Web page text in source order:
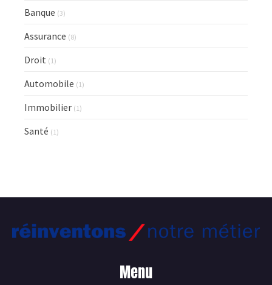
Banque (3)
Assurance (8)
Droit (1)
Automobile (1)
Immobilier (1)
Santé (1)
Menu